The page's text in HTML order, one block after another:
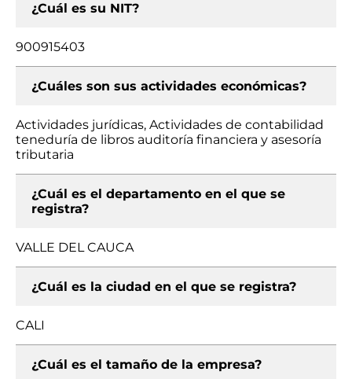
¿Cuál es su NIT?
900915403
¿Cuáles son sus actividades económicas?
Actividades jurídicas, Actividades de contabilidad
teneduría de libros auditoría financiera y asesoría
tributaria
¿Cuál es el departamento en el que se
registra?
VALLE DEL CAUCA
¿Cuál es la ciudad en el que se registra?
CALI
¿Cuál es el tamaño de la empresa?